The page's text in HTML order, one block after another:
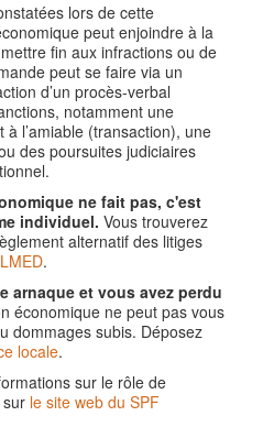
lors de cette
peut enjoindre à la
fin aux infractions ou de
peut se faire via un
d’un procès-verbal
notamment une
l’amiable (transaction), une
des poursuites judiciaires
ne fait pas, c'est
individuel. Vous trouverez
alternatif des litiges
.
arnaque et vous avez perdu
économique ne peut pas vous
dommages subis. Déposez
locale.
sur le rôle de
le site web du SPF